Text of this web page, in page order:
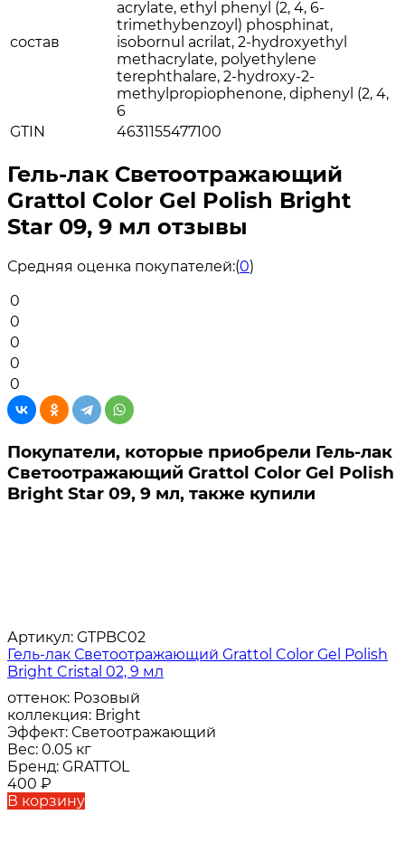
состав
acrylate, ethyl phenyl (2, 4, 6-
trimethybenzoyl) phosphinat,
isobornul acrilat, 2-hydroxyethyl
methacrylate, polyethylene
terephthalare, 2-hydroxy-2-
methylpropiophenone, diphenyl (2, 4,
6
GTIN
4631155477100
Гель-лак Светоотражающий
Grattol Color Gel Polish Bright
Star 09, 9 мл отзывы
Средняя оценка покупателей:(0)
0
0
0
0
0
Покупатели, которые приобрели Гель-лак
Светоотражающий Grattol Color Gel Polish
Bright Star 09, 9 мл, также купили
Артикул: GTPBC02
Гель-лак Светоотражающий Grattol Color Gel Polish
Bright Cristal 02, 9 мл
оттенок: Розовый
коллекция: Bright
Эффект: Светоотражающий
Вес: 0.05 кг
Бренд: GRATTOL
400 ₽
В корзину